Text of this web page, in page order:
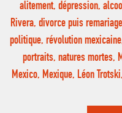
alitement, dépression,
Rivera, divorce puis
politique, révolution
portraits, natures mortes,
Mexico, Mexique, Léon